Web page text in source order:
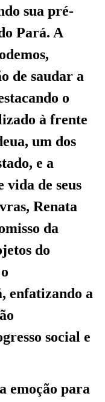
sua pré-
Pará. A
de saudar a
o
à frente
um dos
e a
vida de seus
Renata
da
do
enfatizando a
social e
emoção para